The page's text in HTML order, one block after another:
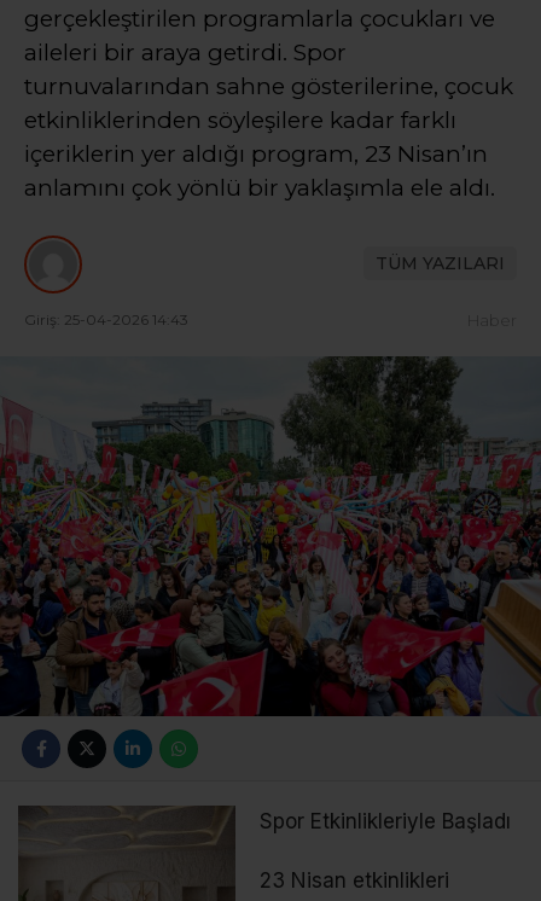
gerçekleştirilen programlarla çocukları ve
aileleri bir araya getirdi. Spor
turnuvalarından sahne gösterilerine, çocuk
etkinliklerinden söyleşilere kadar farklı
içeriklerin yer aldığı program, 23 Nisan’ın
anlamını çok yönlü bir yaklaşımla ele aldı.
TÜM YAZILARI
Giriş: 25-04-2026 14:43 Haber
Spor Etkinlikleriyle Başladı
23 Nisan etkinlikleri